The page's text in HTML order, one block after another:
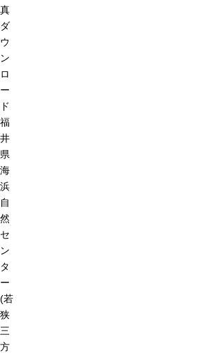
真
ダ
ウ
ン
ロ
ー
ド
福
井
県
海
浜
自
然
セ
ン
タ
ー
(若
狭
三
方